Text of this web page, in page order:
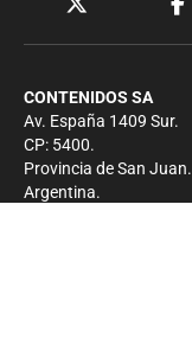
CONTENIDOS SA
Av. España 1409 Sur.
CP: 5400.
Provincia de San Juan.
Argentina.